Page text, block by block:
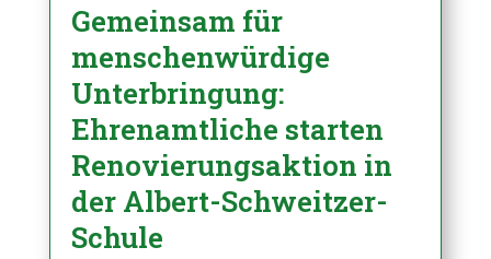
Gemeinsam für
menschenwürdige
Unterbringung:
Ehrenamtliche starten
Renovierungsaktion in
der Albert-Schweitzer-
Schule